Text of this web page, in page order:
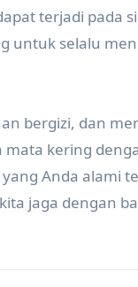
terjadi pada
untuk selalu
bergizi, dan
kering
Anda alami
jaga dengan